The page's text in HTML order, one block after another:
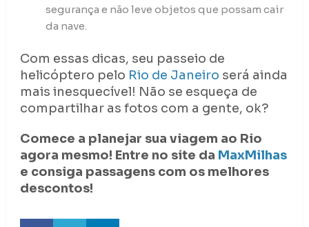
segurança e não leve objetos que possam cair
da nave.
Com essas dicas, seu passeio de
helicóptero pelo Rio de Janeiro será ainda
mais inesquecível! Não se esqueça de
compartilhar as fotos com a gente, ok?
Comece a planejar sua viagem ao Rio
agora mesmo! Entre no site da MaxMilhas
e consiga passagens com os melhores
descontos!